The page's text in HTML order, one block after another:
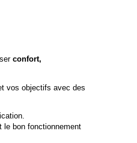
confort,
vos objectifs avec des
le bon fonctionnement